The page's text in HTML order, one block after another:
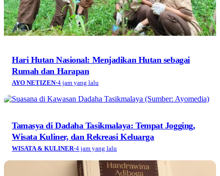
Hari Hutan Nasional: Menjadikan Hutan sebagai
Rumah dan Harapan
AYO NETIZEN·4 jam yang lalu
Tamasya di Dadaha Tasikmalaya: Tempat Jogging,
Wisata Kuliner, dan Rekreasi Keluarga
WISATA & KULINER·4 jam yang lalu